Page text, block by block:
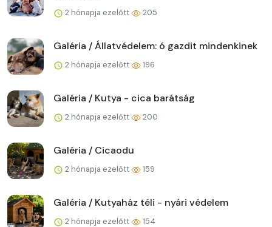
2 hónapja ezelőtt 205
Galéria / Állatvédelem: ó gazdit mindenkinek
2 hónapja ezelőtt 196
Galéria / Kutya - cica barátság
2 hónapja ezelőtt 200
Galéria / Cicaodu
2 hónapja ezelőtt 159
Galéria / Kutyaház téli - nyári védelem
2 hónapja ezelőtt 154